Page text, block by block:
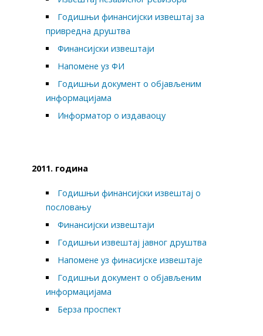
Годишњи финансијски извештај за
привредна друштва
Финансијски извештаји
Напомене уз ФИ
Годишњи документ о објављеним
информацијама
Информатор о издаваоцу
2011. година
Годишњи финансијски извештај о
пословању
Финансијски извештаји
Годишњи извештај јавног друштва
Напомене уз финасијске извештаје
Годишњи документ о објављеним
информацијама
Берза проспект